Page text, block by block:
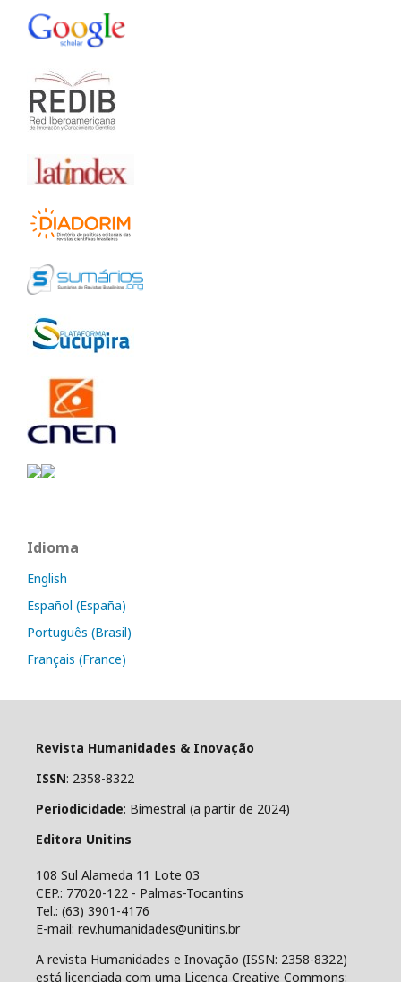
Idioma
English
Español (España)
Português (Brasil)
Français (France)
Revista Humanidades & Inovação
ISSN: 2358-8322
Periodicidade: Bimestral (a partir de 2024)
Editora Unitins
108 Sul Alameda 11 Lote 03
CEP.: 77020-122 - Palmas-Tocantins
Tel.: (63) 3901-4176
E-mail: rev.humanidades@unitins.br
A revista Humanidades e Inovação (ISSN: 2358-8322)
está licenciada com uma Licença Creative Commons: